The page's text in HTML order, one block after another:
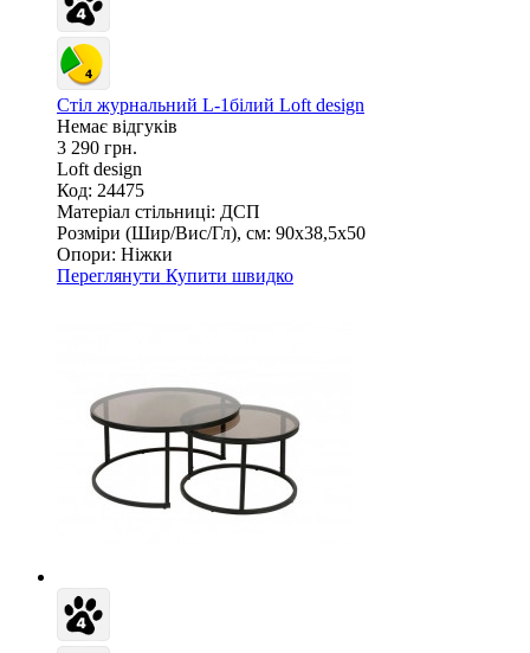
Стіл журнальний L-1білий Loft design
Немає відгуків
3 290 грн.
Loft design
Код: 24475
Матеріал стільниці: ДСП
Розміри (Шир/Вис/Гл), см: 90х38,5х50
Опори: Ніжки
Переглянути Купити швидко